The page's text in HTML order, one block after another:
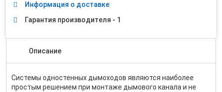
Информация о доставке
Гарантия производителя - 1
Описание
Системы одностенных дымоходов являются наиболее
простым решением при монтаже дымового канала и не